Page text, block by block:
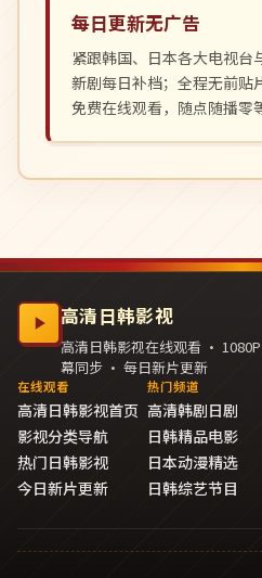
每日更新无广告
紧跟韩国、日本各大电视台
新剧每日补档；全程无前贴
免费在线观看，随点随播零
高清日韩影视
高清日韩影视在线观看 ·
幕同步 · 每日新片更新
在线观看
高清日韩影视首页
影视分类导航
热门日韩影视
今日新片更新
热门频道
高清韩剧日剧
日韩精品电影
日本动漫精选
日韩综艺节目